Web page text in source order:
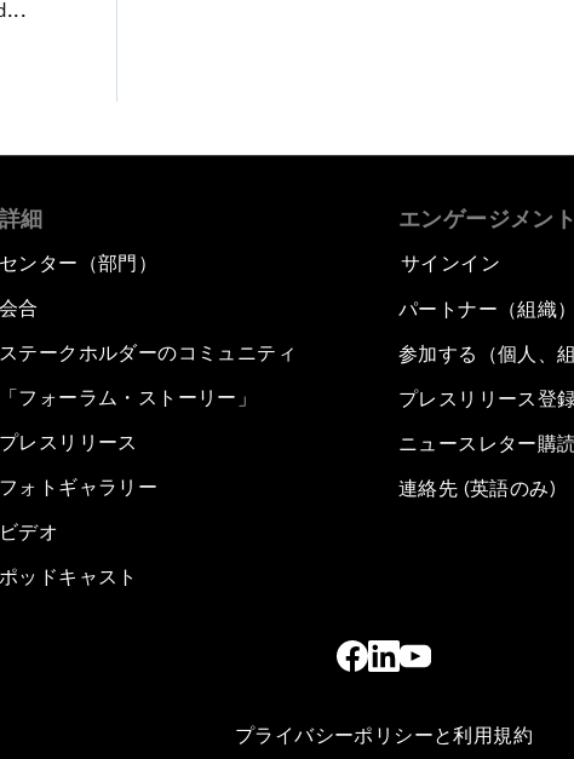
詳細
センター（部門）
会合
ステークホルダーのコミュニティ
「フォーラム・ストーリー」
プレスリリース
フォトギャラリー
ビデオ
ポッドキャスト
エンゲージメント
サインイン
パートナー（組織
参加する（個人、組
プレスリリース登
ニュースレター購
連絡先 (英語のみ)
プライバシーポリシーと利用規約